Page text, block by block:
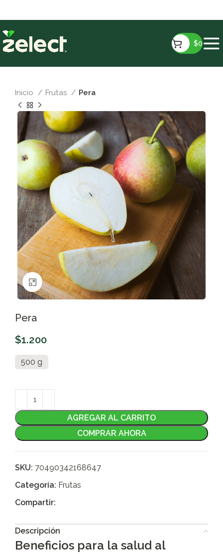
$0
Inicio Frutas Pera
Clic para ampliar
Pera
$1.200
500 g
AGREGAR AL CARRITO
COMPRAR AHORA
SKU: 70490342168647
Categoría: Frutas
Compartir:
Descripción
Beneficios para la salud al